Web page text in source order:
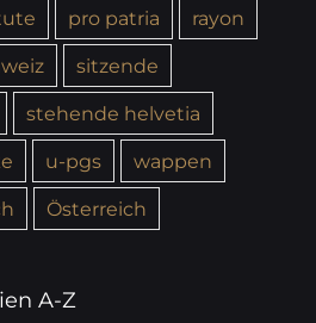
pro patria
rayon
sitzende
stehende helvetia
u-pgs
wappen
Österreich
A-Z